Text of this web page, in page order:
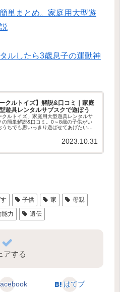
単まとめ。家庭用大型遊
ルしたら3歳息子の運動神
ークルトイズ】解説&口コミ｜家庭
遊具レンタルサブスクで遊ぼう
クルトイズ」家庭用大型遊具レンタルサ
の簡単解説&口コミ。0～8歳の子供がい
うちでも思いっきり遊ばせてあげたい。
遊ぼう！レンタルなら処分に困らなくて
試せる。エアー遊具でおうちが徒歩0分の
！
2023.10.31
子供 家
母親
能力 遺伝
アする
はてブ